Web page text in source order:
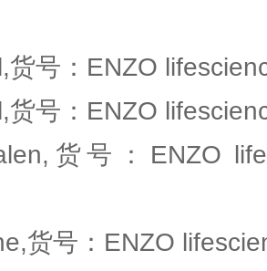
货号：ENZO
货号：ENZO
货号：ENZO
货号：ENZO